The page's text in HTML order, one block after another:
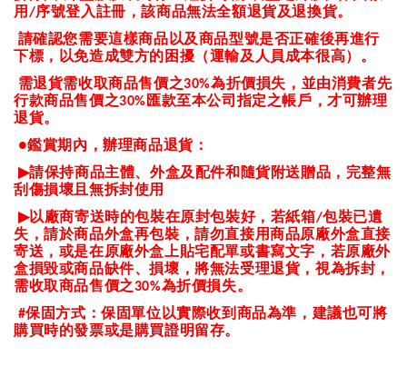
用 /序號登入註冊，該商品無法全額退貨及退換貨。
請確認您需要這樣商品以及商品型號是否正確後再進行
下標，以免造成雙方的困擾（運輸及人員成本很高）。
需退貨需收取商品售價之30%為折價損失，並由消費者先
行款商品售價之30%匯款至本公司指定之帳戶，才可辦理
退貨。
●鑑賞期內，辦理商品退貨：
▶請保持商品主體、外盒及配件和隨貨附送贈品，完整無
刮傷損壞且無拆封使用
▶以廠商寄送時的包裝在原封包裝好，若紙箱/包裝已遺
失，請於商品外盒再包裝，請勿直接用商品原廠外盒直接
寄送，或是在原廠外盒上貼宅配單或書寫文字，若原廠外
盒損毀或商品缺件、損壞，將無法受理退貨，視為拆封，
需收取商品售價之30%為折價損失。
#保固方式：保固單位以實際收到商品為準，建議也可將
購買時的發票或是購買證明留存。